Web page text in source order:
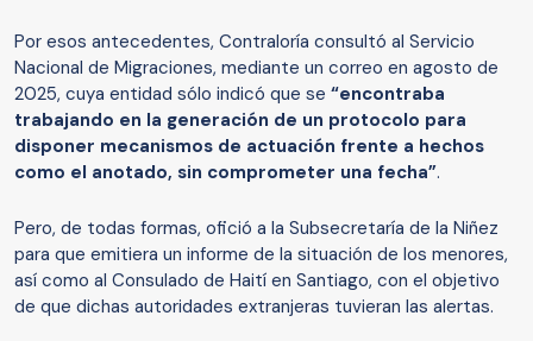
Por esos antecedentes, Contraloría consultó al Servicio
Nacional de Migraciones, mediante un correo en agosto de
2025, cuya entidad sólo indicó que se “encontraba
trabajando en la generación de un protocolo para
disponer mecanismos de actuación frente a hechos
como el anotado, sin comprometer una fecha”.
Pero, de todas formas, ofició a la Subsecretaría de la Niñez
para que emitiera un informe de la situación de los menores,
así como al Consulado de Haití en Santiago, con el objetivo
de que dichas autoridades extranjeras tuvieran las alertas.